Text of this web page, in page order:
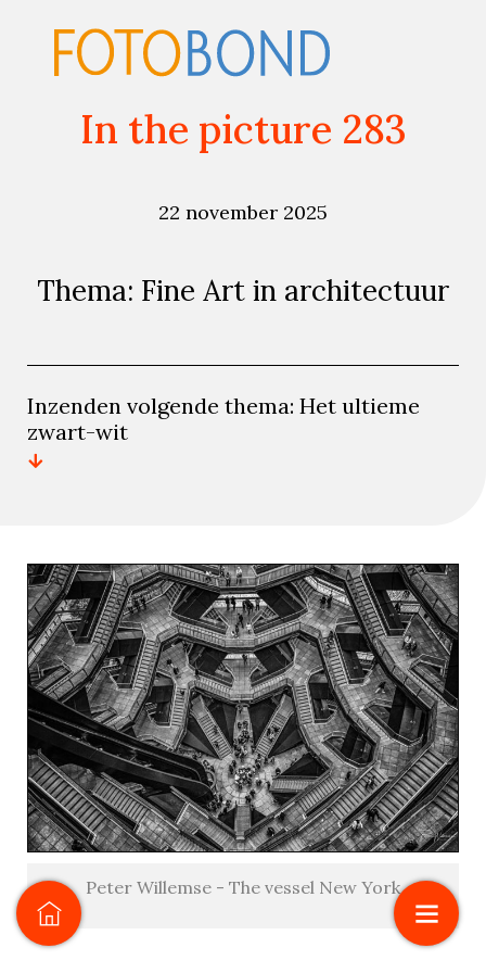
Peter Willemse - The vessel New York
In the picture 283
22 november 2025
Thema: Fine Art in architectuur
Inzenden volgende thema: Het ultieme
zwart-wit